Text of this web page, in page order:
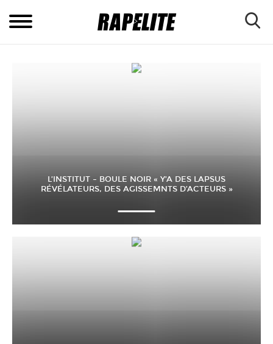
L’INSTITUT – BOULE NOIR « Y’A DES LAPSUS
RÉVÉLATEURS, DES AGISSEMNTS D’ACTEURS »